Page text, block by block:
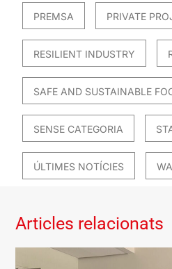
PREMSA PRIVATE
RESILIENT INDUSTRY
SAFE AND SUSTAINABLE
SENSE CATEGORIA
ÚLTIMES NOTÍCIES
Articles relacionats